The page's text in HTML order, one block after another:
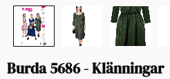
Burda 5686 - Klänningar